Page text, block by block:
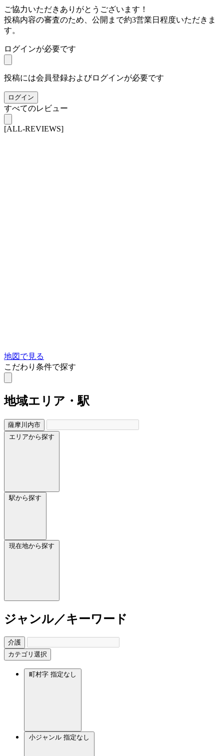
ご協力いただきありがとうございます！
投稿内容の審査のため、公開まで約3営業日程度いただきま
す。
ログインが必要です
投稿には会員登録およびログインが必要です
ログイン
すべてのレビュー
[ALL-REVIEWS]
地図で見る
こだわり条件で探す
地域エリア・駅
薩摩川内市
エリアから探す
駅から探す
現在地から探す
ジャンル／キーワード
介護
カテゴリ選択
町村字 指定なし
小ジャンル 指定なし